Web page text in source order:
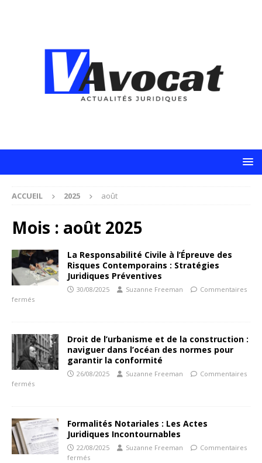
ACCUEIL 2025 août
Mois : août 2025
La Responsabilité Civile à l’Épreuve des
Risques Contemporains : Stratégies
Juridiques Préventives
30/08/2025 Suzanne Freeman
Commentaires
fermés
Droit de l’urbanisme et de la construction :
naviguer dans l’océan des normes pour
garantir la conformité
26/08/2025 Suzanne Freeman
Commentaires
fermés
Formalités Notariales : Les Actes
Juridiques Incontournables
22/08/2025 Suzanne Freeman
Commentaires
fermés